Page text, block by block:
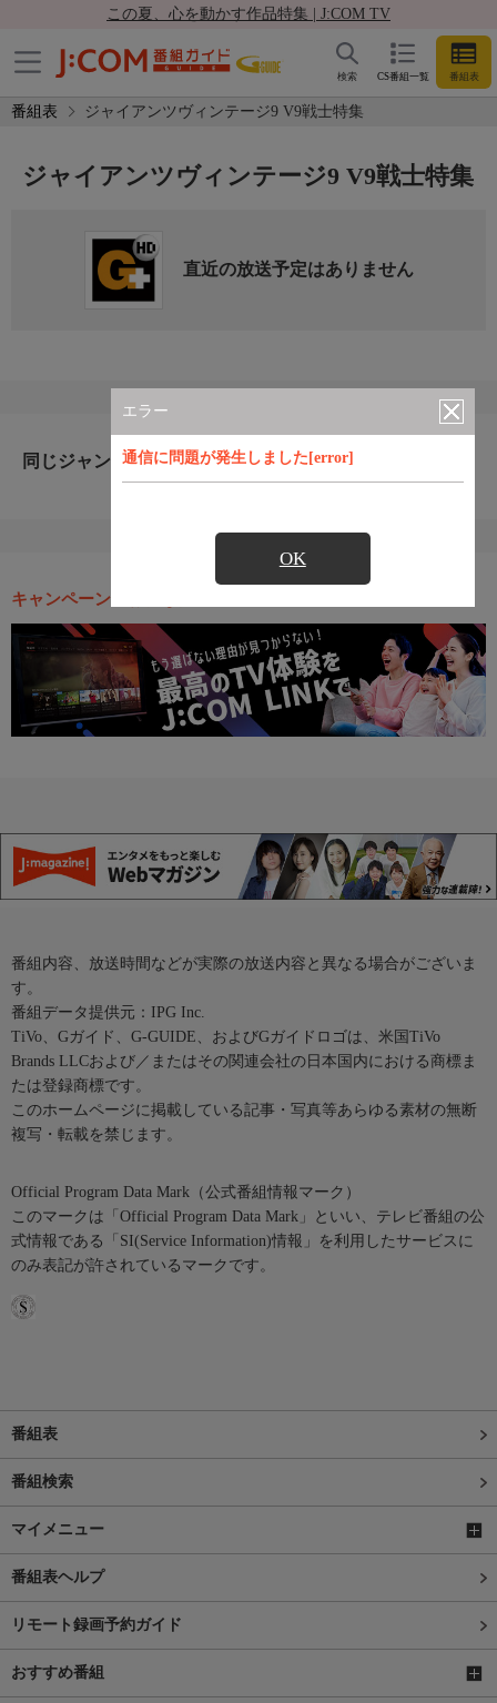
この夏、心を動かす作品特集 | J:COM TV
CS番組一覧 番組表
検索
番組表 ジャイアンツヴィンテージ9 V9戦士特集
エラー
通信に問題が発生しました[error]
OK
ジャイアンツヴィンテージ9 V9戦士特集
直近の放送予定はありません
同じジャンルのおすすめ番組
キャンペーン・お得な情報
番組内容、放送時間などが実際の放送内容と異なる場合がございま
す。
番組データ提供元：IPG Inc.
TiVo、Gガイド、G-GUIDE、およびGガイドロゴは、米国TiVo
Brands LLCおよび／またはその関連会社の日本国内における商標ま
たは登録商標です。
このホームページに掲載している記事・写真等あらゆる素材の無断
複写・転載を禁じます。
Official Program Data Mark（公式番組情報マーク）
このマークは「Official Program Data Mark」といい、テレビ番組の公
式情報である「SI(Service Information)情報」を利用したサービスに
のみ表記が許されているマークです。
番組表
番組検索
マイメニュー
番組表ヘルプ
リモート録画予約ガイド
おすすめ番組